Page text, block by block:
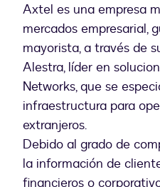
Axtel es una empresa
mercados empresarial,
mayorista, a través de
Alestra, líder en
Networks, que se
infraestructura para
extranjeros.
Debido al grado de
la información de
financieros o